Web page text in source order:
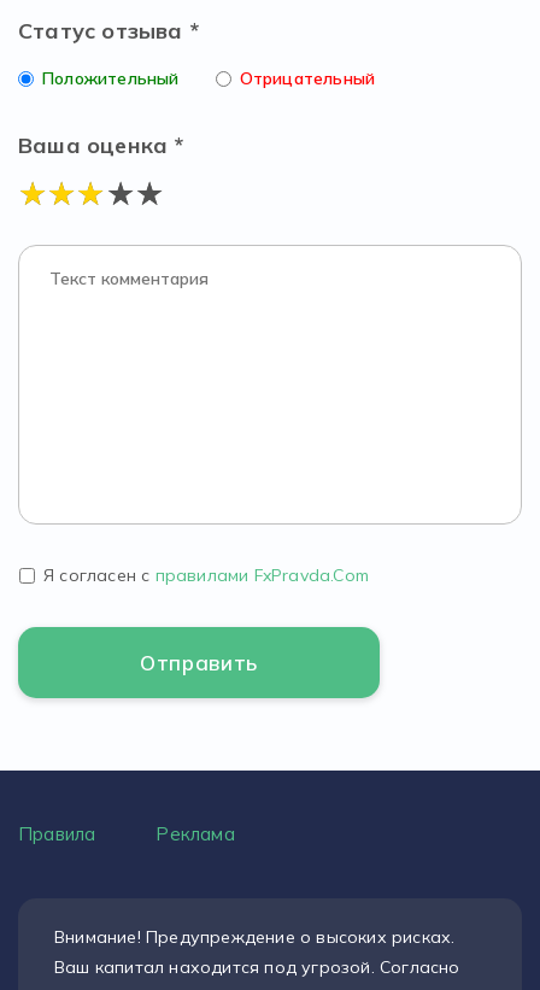
Статус отзыва *
Положительный Отрицательный
Ваша оценка *
Я согласен с правилами FxPravda.Com
Правила Реклама
Внимание! Предупреждение о высоких рисках.
Ваш капитал находится под угрозой. Согласно